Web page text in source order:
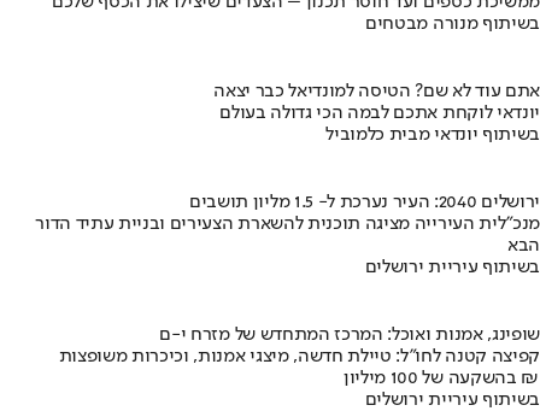
בשיתוף מנורה מבטחים
אתם עוד לא שם? הטיסה למונדיאל כבר יצאה
יונדאי לוקחת אתכם לבמה הכי גדולה בעולם
בשיתוף יונדאי מבית כלמוביל
ירושלים 2040: העיר נערכת ל- 1.5 מליון תושבים
מנכ"לית העירייה מציגה תוכנית להשארת הצעירים ובניית עתיד הדור
הבא
בשיתוף עיריית ירושלים
שופינג, אמנות ואוכל: המרכז המתחדש של מזרח י-ם
קפיצה קטנה לחו"ל: טיילת חדשה, מיצגי אמנות, וכיכרות משופצות
בהשקעה של 100 מיליון ₪
בשיתוף עיריית ירושלים